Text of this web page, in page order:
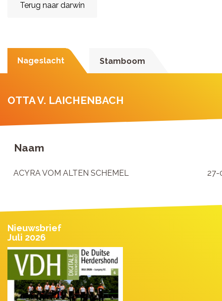
Terug naar darwin
Nageslacht Stamboom
OTTA V. LAICHENBACH
Naam
ACYRA VOM ALTEN SCHEMEL 27-
Nieuwsbrief
Juli 2026